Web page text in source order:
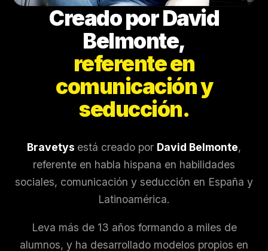
Creado por David
Belmonte,
referente en
comunicación y
seducción.
Bravetys está creado por David Belmonte,
referente en habla hispana en habilidades
sociales, comunicación y seducción en España y
Latinoamérica.
Leva más de 13 años formando a miles de
alumnos, y ha desarrollado modelos propios en